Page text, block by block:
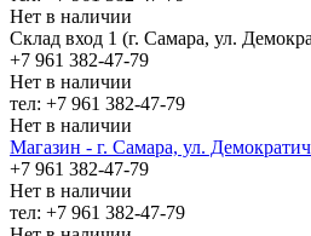
Нет в наличии
Склад вход 1 (г. Самара, ул.
+7 961 382-47-79
Нет в наличии
тел: +7 961 382-47-79
Нет в наличии
Магазин - г. Самара, ул.
+7 961 382-47-79
Нет в наличии
тел: +7 961 382-47-79